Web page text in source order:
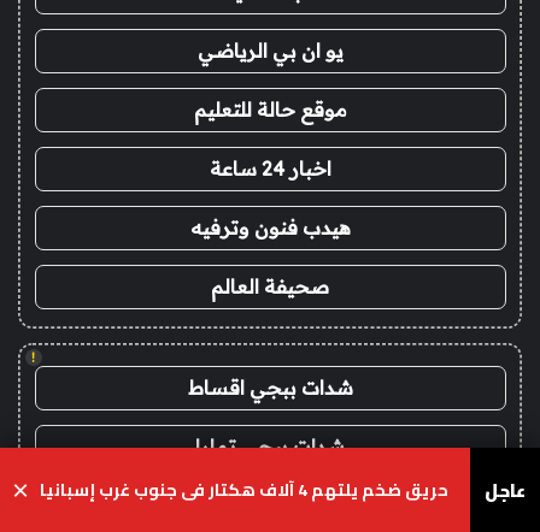
يو ان بي الرياضي
موقع حالة للتعليم
اخبار 24 ساعة
هيدب فنون وترفيه
صحيفة العالم
!
شدات ببجي اقساط
شدات ببجي تمارا
شدات ببجي تمارا
عاجل حريق ضخم يلتهم 4 آلاف هكتار في جنوب غرب إسبانيا ×